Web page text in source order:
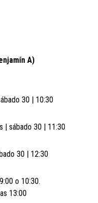
A)
30 | 10:30
| sábado 30 | 11:30
30 | 12:30
o 10:30.
13:00